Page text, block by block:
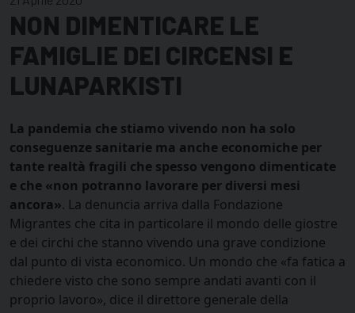
NON DIMENTICARE LE
FAMIGLIE DEI CIRCENSI E
LUNAPARKISTI
La pandemia che stiamo vivendo non ha solo
conseguenze sanitarie ma anche economiche per
tante realtà fragili che spesso vengono dimenticate
e che «non potranno lavorare per diversi mesi
ancora». La denuncia arriva dalla Fondazione
Migrantes che cita in particolare il mondo delle giostre
e dei circhi che stanno vivendo una grave condizione
dal punto di vista economico. Un mondo che «fa fatica a
chiedere visto che sono sempre andati avanti con il
proprio lavoro», dice il direttore generale della